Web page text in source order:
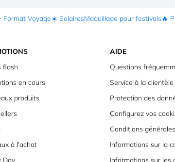
Format Voyage☀️ SolairesMaquillage pour festivals🔥
flash
en cours
produits
à l'achat
Day
AIDE
Questions
Service à la clientèle
Protection des
Configurez vos
Conditions
Informations sur la
Informations sur les